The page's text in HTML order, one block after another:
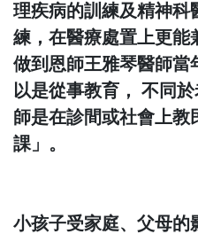
理疾病的訓練及精神科
練，在醫療處置上更能
做到恩師王雅琴醫師當
以是從事教育， 不同
師是在診間或社會上教
課」。
小孩子受家庭、父母的